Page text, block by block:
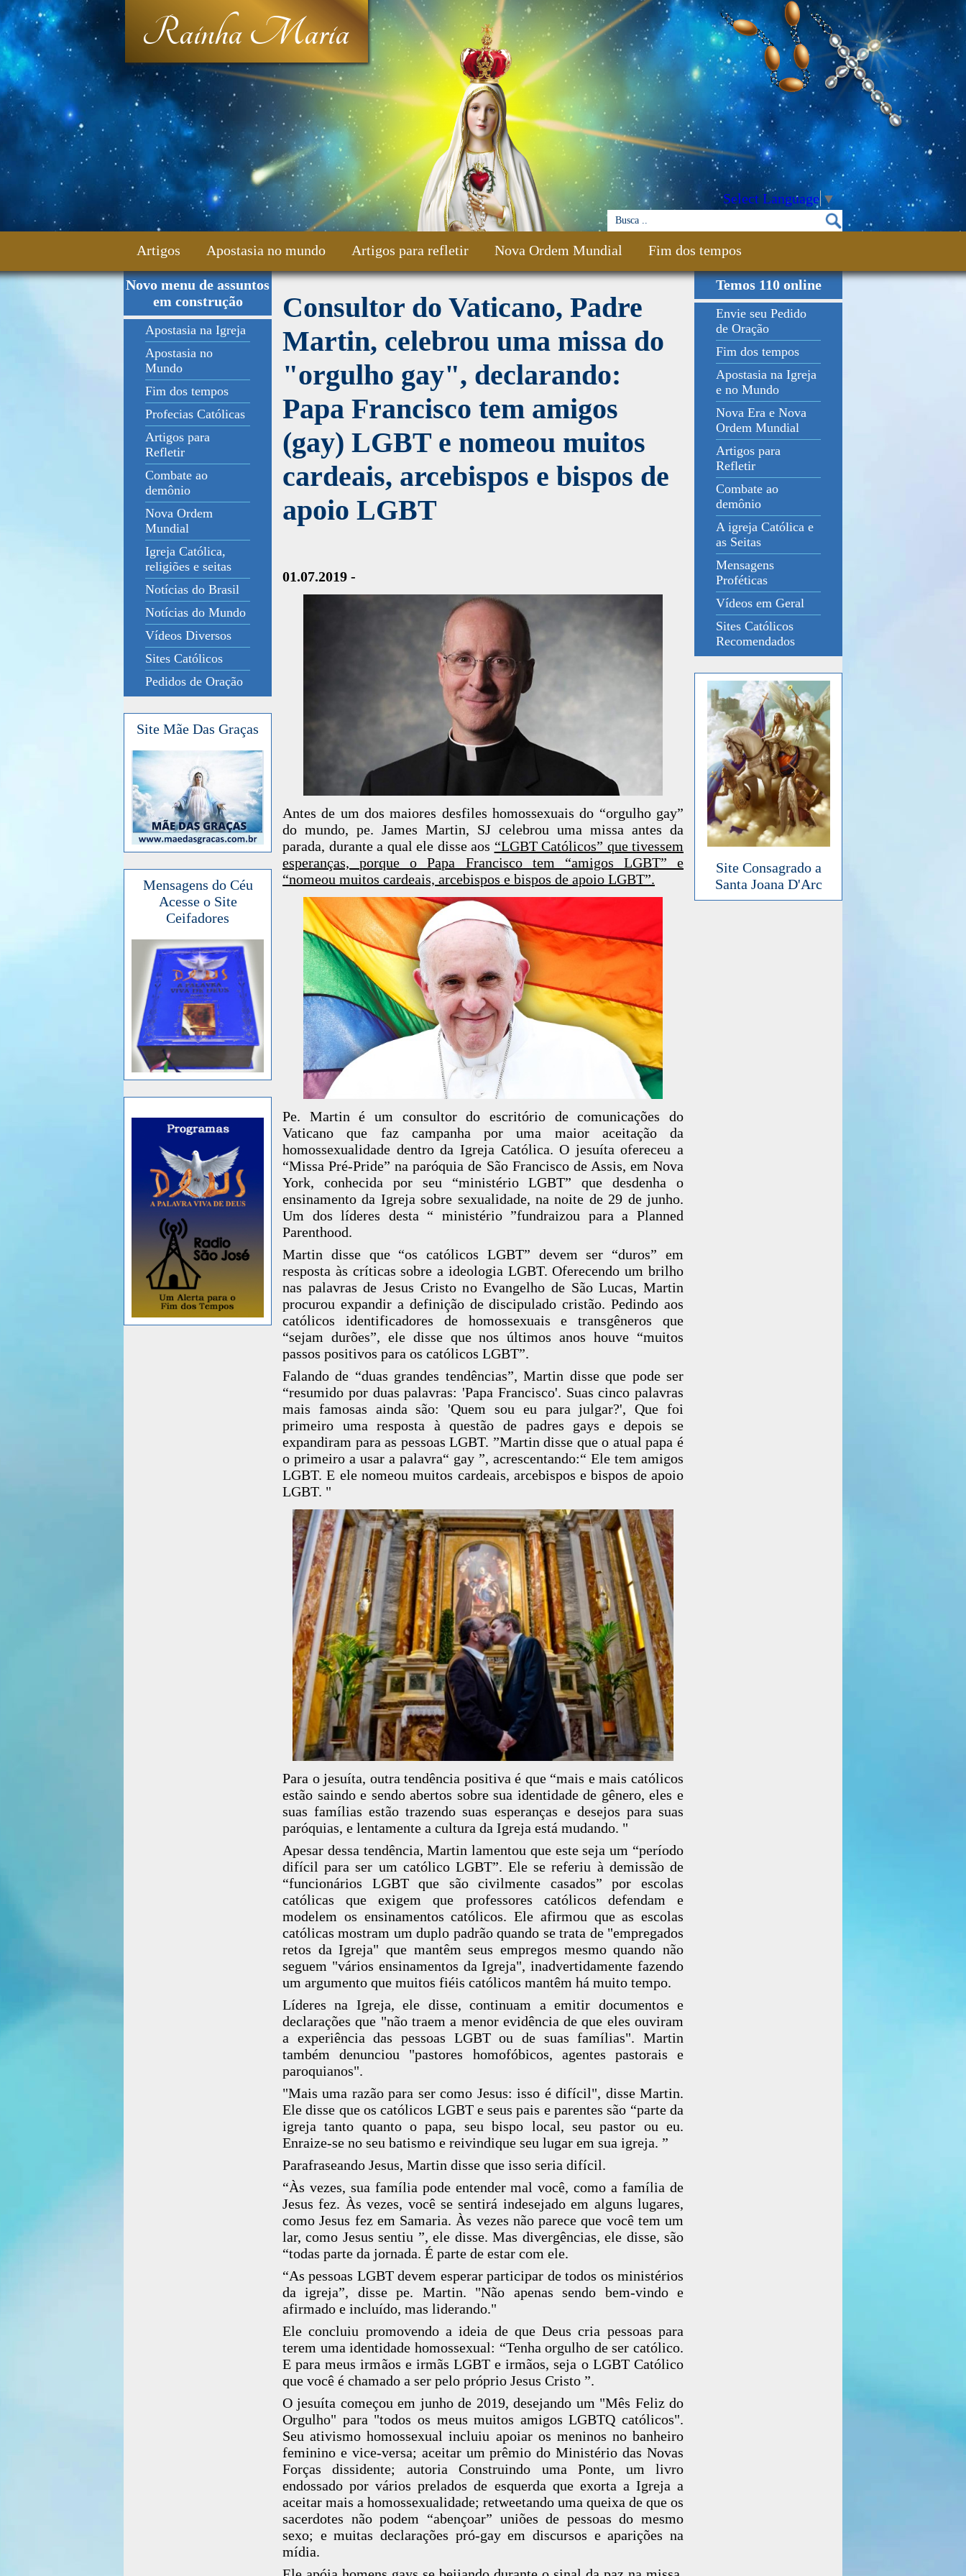
Rainha Maria
Select Language▼
Artigos Apostasia no mundo Artigos para refletir Nova Ordem Mundial Fim dos tempos
Fale Conosco
Novo menu de assuntos
em construção
Apostasia na Igreja
Apostasia no
Mundo
Fim dos tempos
Profecias Católicas
Artigos para
Refletir
Combate ao
demônio
Nova Ordem
Mundial
Igreja Católica,
religiões e seitas
Notícias do Brasil
Notícias do Mundo
Vídeos Diversos
Sites Católicos
Pedidos de Oração
Site Mãe Das Graças
Mensagens do Céu
Acesse o Site
Ceifadores
Consultor do Vaticano, Padre
Martin, celebrou uma missa do
"orgulho gay", declarando:
Papa Francisco tem amigos
(gay) LGBT e nomeou muitos
cardeais, arcebispos e bispos de
apoio LGBT
01.07.2019 -
Antes de um dos maiores desfiles homossexuais do “orgulho gay”
do mundo, pe. James Martin, SJ celebrou uma missa antes da
parada, durante a qual ele disse aos “LGBT Católicos” que tivessem
esperanças, porque o Papa Francisco tem “amigos LGBT” e
“nomeou muitos cardeais, arcebispos e bispos de apoio LGBT”.
Pe. Martin é um consultor do escritório de comunicações do
Vaticano que faz campanha por uma maior aceitação da
homossexualidade dentro da Igreja Católica. O jesuíta ofereceu a
“Missa Pré-Pride” na paróquia de São Francisco de Assis, em Nova
York, conhecida por seu “ministério LGBT” que desdenha o
ensinamento da Igreja sobre sexualidade, na noite de 29 de junho.
Um dos líderes desta “ ministério ”fundraizou para a Planned
Parenthood.
Martin disse que “os católicos LGBT” devem ser “duros” em
resposta às críticas sobre a ideologia LGBT. Oferecendo um brilho
nas palavras de Jesus Cristo no Evangelho de São Lucas, Martin
procurou expandir a definição de discipulado cristão. Pedindo aos
católicos identificadores de homossexuais e transgêneros que
“sejam durões”, ele disse que nos últimos anos houve “muitos
passos positivos para os católicos LGBT”.
Falando de “duas grandes tendências”, Martin disse que pode ser
“resumido por duas palavras: 'Papa Francisco'. Suas cinco palavras
mais famosas ainda são: 'Quem sou eu para julgar?', Que foi
primeiro uma resposta à questão de padres gays e depois se
expandiram para as pessoas LGBT. ”Martin disse que o atual papa é
o primeiro a usar a palavra“ gay ”, acrescentando:“ Ele tem amigos
LGBT. E ele nomeou muitos cardeais, arcebispos e bispos de apoio
LGBT. "
Para o jesuíta, outra tendência positiva é que “mais e mais católicos
estão saindo e sendo abertos sobre sua identidade de gênero, eles e
suas famílias estão trazendo suas esperanças e desejos para suas
paróquias, e lentamente a cultura da Igreja está mudando. "
Apesar dessa tendência, Martin lamentou que este seja um “período
difícil para ser um católico LGBT”. Ele se referiu à demissão de
“funcionários LGBT que são civilmente casados” por escolas
católicas que exigem que professores católicos defendam e
modelem os ensinamentos católicos. Ele afirmou que as escolas
católicas mostram um duplo padrão quando se trata de "empregados
retos da Igreja" que mantêm seus empregos mesmo quando não
seguem "vários ensinamentos da Igreja", inadvertidamente fazendo
um argumento que muitos fiéis católicos mantêm há muito tempo.
Líderes na Igreja, ele disse, continuam a emitir documentos e
declarações que "não traem a menor evidência de que eles ouviram
a experiência das pessoas LGBT ou de suas famílias". Martin
também denunciou "pastores homofóbicos, agentes pastorais e
paroquianos".
"Mais uma razão para ser como Jesus: isso é difícil", disse Martin.
Ele disse que os católicos LGBT e seus pais e parentes são “parte da
igreja tanto quanto o papa, seu bispo local, seu pastor ou eu.
Enraize-se no seu batismo e reivindique seu lugar em sua igreja. ”
Parafraseando Jesus, Martin disse que isso seria difícil.
“Às vezes, sua família pode entender mal você, como a família de
Jesus fez. Às vezes, você se sentirá indesejado em alguns lugares,
como Jesus fez em Samaria. Às vezes não parece que você tem um
lar, como Jesus sentiu ”, ele disse. Mas divergências, ele disse, são
“todas parte da jornada. É parte de estar com ele.
“As pessoas LGBT devem esperar participar de todos os ministérios
da igreja”, disse pe. Martin. "Não apenas sendo bem-vindo e
afirmado e incluído, mas liderando."
Ele concluiu promovendo a ideia de que Deus cria pessoas para
terem uma identidade homossexual: “Tenha orgulho de ser católico.
E para meus irmãos e irmãs LGBT e irmãos, seja o LGBT Católico
que você é chamado a ser pelo próprio Jesus Cristo ”.
O jesuíta começou em junho de 2019, desejando um "Mês Feliz do
Orgulho" para "todos os meus muitos amigos LGBTQ católicos".
Seu ativismo homossexual incluiu apoiar os meninos no banheiro
feminino e vice-versa; aceitar um prêmio do Ministério das Novas
Forças dissidente; autoria Construindo uma Ponte, um livro
endossado por vários prelados de esquerda que exorta a Igreja a
aceitar mais a homossexualidade; retweetando uma queixa de que os
sacerdotes não podem “abençoar” uniões de pessoas do mesmo
sexo; e muitas declarações pró-gay em discursos e aparições na
mídia.
Temos 110 online
Envie seu Pedido
de Oração
Fim dos tempos
Apostasia na Igreja
e no Mundo
Nova Era e Nova
Ordem Mundial
Artigos para
Refletir
Combate ao
demônio
A igreja Católica e
as Seitas
Mensagens
Proféticas
Vídeos em Geral
Sites Católicos
Recomendados
Site Consagrado a
Santa Joana D'Arc